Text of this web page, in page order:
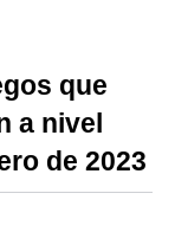
que
a nivel
de 2023